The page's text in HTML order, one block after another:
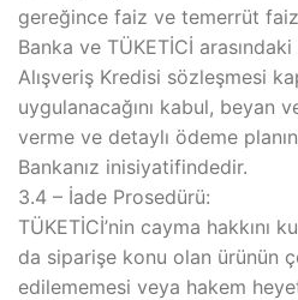
gereğince faiz ve temerrüt
Banka ve TÜKETİCİ
Alışveriş Kredisi sözleşmesi
uygulanacağını kabul, beyan
verme ve detaylı ödeme
Bankanız inisiyatifindedir.
3.4 – İade Prosedürü:
TÜKETİCİ’nin cayma hakkını
da siparişe konu olan ürünün
edilememesi veya hakem